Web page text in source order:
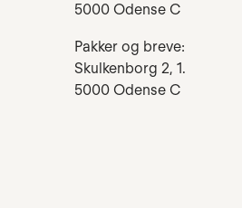
5000 Odense C
Pakker og breve:
Skulkenborg 2, 1.
5000 Odense C